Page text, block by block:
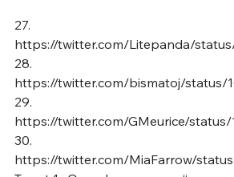
27.
https://twitter.com/Litepanda/
28.
https://twitter.com/bismatoj/status/
29.
https://twitter.com/GMeurice/
30.
https://twitter.com/MiaFarrow/